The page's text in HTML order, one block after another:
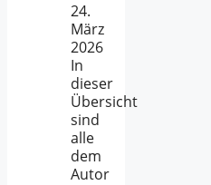
24.
März
2026
In
dieser
Übersicht
sind
alle
dem
Autor